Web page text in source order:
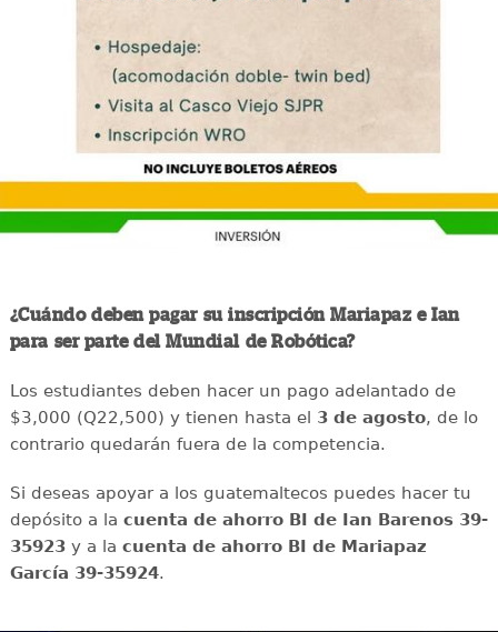
¿Cuándo deben pagar su inscripción Mariapaz e Ian
para ser parte del Mundial de Robótica?
Los estudiantes deben hacer un pago adelantado de
$3,000 (Q22,500) y tienen hasta el 3 de agosto, de lo
contrario quedarán fuera de la competencia.
Si deseas apoyar a los guatemaltecos puedes hacer tu
depósito a la cuenta de ahorro BI de Ian Barenos 39-
35923y a la cuenta de ahorro BI de Mariapaz
García 39-35924.